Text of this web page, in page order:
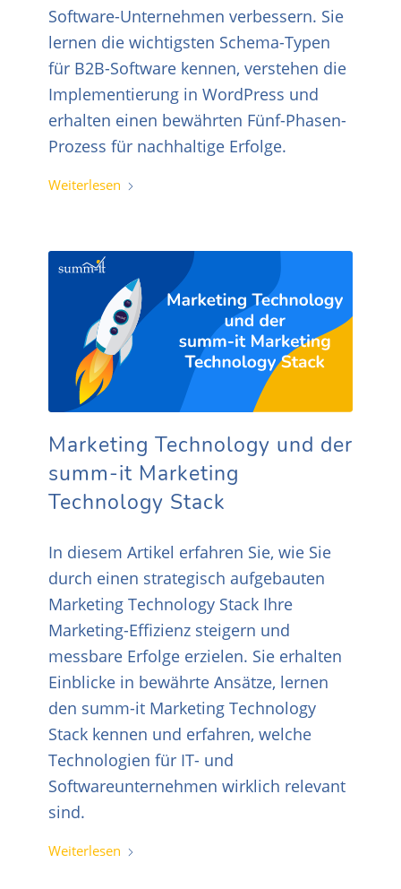
Software-Unternehmen verbessern. Sie
lernen die wichtigsten Schema-Typen
für B2B-Software kennen, verstehen die
Implementierung in WordPress und
erhalten einen bewährten Fünf-Phasen-
Prozess für nachhaltige Erfolge.
Weiterlesen
Marketing Technology und der
summ-it Marketing
Technology Stack
In diesem Artikel erfahren Sie, wie Sie
durch einen strategisch aufgebauten
Marketing Technology Stack Ihre
Marketing-Effizienz steigern und
messbare Erfolge erzielen. Sie erhalten
Einblicke in bewährte Ansätze, lernen
den summ-it Marketing Technology
Stack kennen und erfahren, welche
Technologien für IT- und
Softwareunternehmen wirklich relevant
sind.
Weiterlesen